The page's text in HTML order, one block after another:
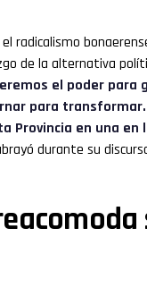
radicalismo
de la alternativa
el poder para
para transformar.
Provincia en una en
durante su